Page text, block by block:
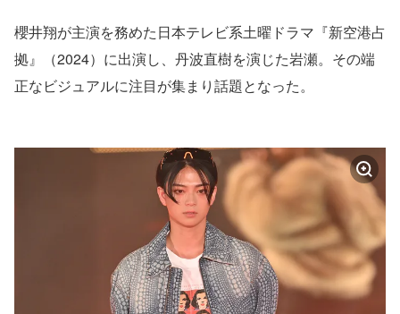
櫻井翔が主演を務めた日本テレビ系土曜ドラマ『新空港占
拠』（2024）に出演し、丹波直樹を演じた岩瀬。その端
正なビジュアルに注目が集まり話題となった。